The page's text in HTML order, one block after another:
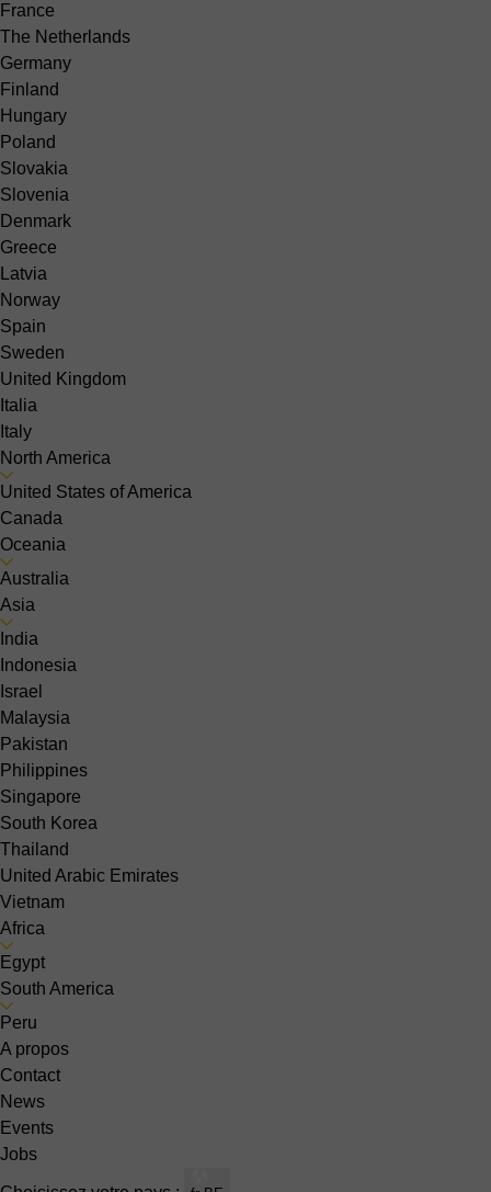
France
The Netherlands
Germany
Finland
Hungary
Poland
Slovakia
Slovenia
Denmark
Greece
Latvia
Norway
Spain
Sweden
United Kingdom
Italia
Italy
North America
United States of America
Canada
Oceania
Australia
Asia
India
Indonesia
Israel
Malaysia
Pakistan
Philippines
Singapore
South Korea
Thailand
United Arabic Emirates
Vietnam
Africa
Egypt
South America
Peru
A propos
Contact
News
Events
Jobs